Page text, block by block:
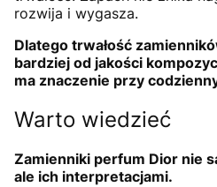
rozwija i wygasza.
Dlatego trwałość
bardziej od jakości
ma znaczenie przy
Warto wiedzieć
Zamienniki perfum Dior nie
ale ich interpretacjami.